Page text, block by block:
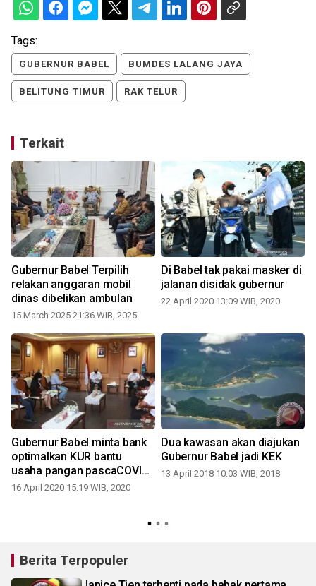
Tags:
GUBERNUR BABEL BUMDES LALANG JAYA
BELITUNG TIMUR RAK TELUR
Terkait
Gubernur Babel Terpilih
relakan anggaran mobil
dinas dibelikan ambulan
15 March 2025 21:36 WIB, 2025
Di Babel tak pakai masker di
jalanan disidak gubernur
22 April 2020 13:09 WIB, 2020
Gubernur Babel minta bank
optimalkan KUR bantu
usaha pangan pascaCOVID-
19
16 April 2020 15:19 WIB, 2020
Dua kawasan akan diajukan
Gubernur Babel jadi KEK
13 April 2018 10:03 WIB, 2018
Berita Terpopuler